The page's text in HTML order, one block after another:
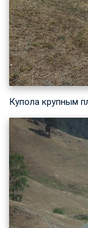
Купола крупным